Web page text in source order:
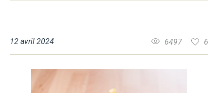
12 avril 2024 6
6497